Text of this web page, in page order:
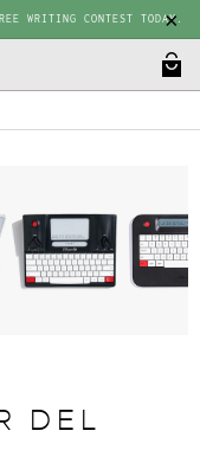
WRITING CONTEST TODAY.
DEL